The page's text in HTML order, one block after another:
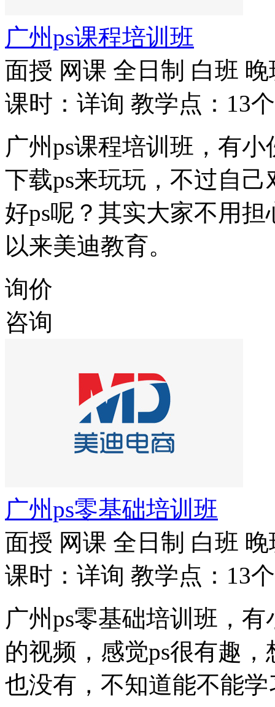
广州ps课程培训班
面授 网课 全日制 白班 晚
课时：详询 教学点：13个
广州ps课程培训班，有
下载ps来玩玩，不过自
好ps呢？其实大家不用
以来美迪教育。
询价
咨询
广州ps零基础培训班
面授 网课 全日制 白班 晚
课时：详询 教学点：13个
广州ps零基础培训班，
的视频，感觉ps很有趣
也没有，不知道能不能